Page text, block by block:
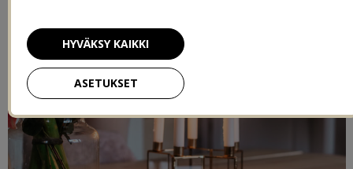
ASETUKSET
HYVÄKSY KAIKKI